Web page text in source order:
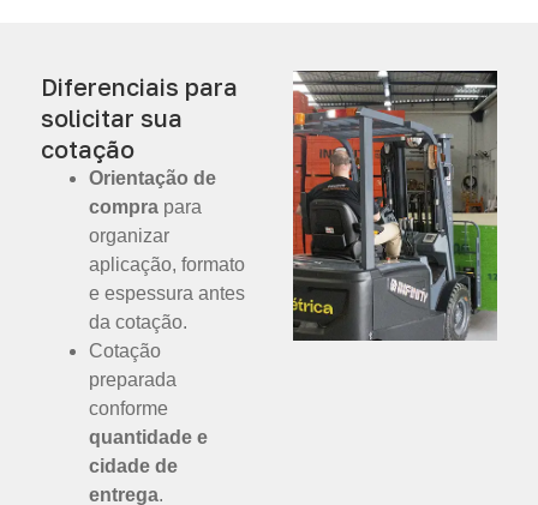
Diferenciais para
solicitar sua
cotação
Orientação de
compra para
organizar
aplicação, formato
e espessura antes
da cotação.
Cotação
preparada
conforme
quantidade e
cidade de
entrega.